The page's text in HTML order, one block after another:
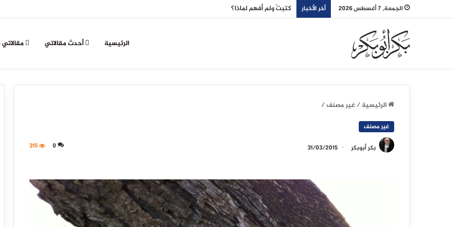
الجمعة, 7 أغسطس 2026 أخر الأخبار كتبتُ ولم أفهم لماذا؟
الرئيسية أحدث مقالاتي
الرئيسية/غير مصنف/
غير مصنف
بكر أبوبكر 31/03/2015
0
315